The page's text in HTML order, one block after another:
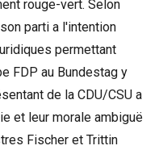
rouge-vert. Selon
parti a l'intention
permettant
FDP au Bundestag y
de la CDU/CSU a
et leur morale ambiguë
Fischer et Trittin